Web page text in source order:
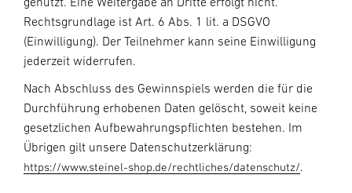
Rechtsgrundlage ist Art. 6 Abs. 1 lit. a DSGVO
(Einwilligung). Der Teilnehmer kann seine Einwilligung
jederzeit widerrufen.
Nach Abschluss des Gewinnspiels werden die für die
Durchführung erhobenen Daten gelöscht, soweit keine
gesetzlichen Aufbewahrungspflichten bestehen. Im
Übrigen gilt unsere Datenschutzerklärung:
https://www.steinel-shop.de/rechtliches/datenschutz/.